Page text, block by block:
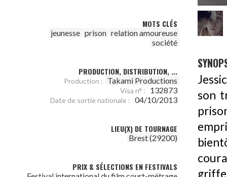
MOTS CLÉS
jeunesse prison relation amoureuse
société
PRODUCTION, DISTRIBUTION, ...
Production : Takami Productions
Visa n° : 132873
Date de sortie nationale : 04/10/2013
LIEU(X) DE TOURNAGE
Brest (29200)
PRIX & SÉLECTIONS EN FESTIVALS
son